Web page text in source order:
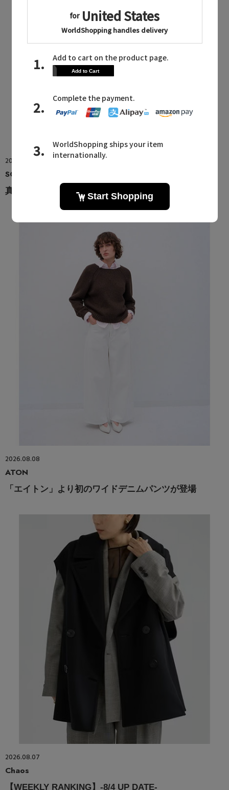
2026.08.08
SOEJU
真夏に最適！【洗える】ニットトップス
2026.08.08
ATON
「エイトン」より初のワイドデニムパンツが登場
2026.08.07
Chaos
【WEEKLY RANKING】-8/4 UP DATE-